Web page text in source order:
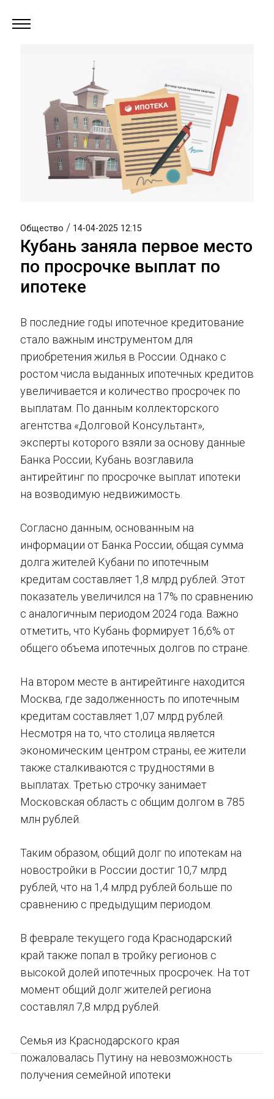
Общество / 14-04-2025 12:15
Кубань заняла первое место
по просрочке выплат по
ипотеке
В последние годы ипотечное кредитование
стало важным инструментом для
приобретения жилья в России. Однако с
ростом числа выданных ипотечных кредитов
увеличивается и количество просрочек по
выплатам. По данным коллекторского
агентства «Долговой Консультант»,
эксперты которого взяли за основу данные
Банка России, Кубань возглавила
антирейтинг по просрочке выплат ипотеки
на возводимую недвижимость.
Согласно данным, основанным на
информации от Банка России, общая сумма
долга жителей Кубани по ипотечным
кредитам составляет 1,8 млрд рублей. Этот
показатель увеличился на 17% по сравнению
с аналогичным периодом 2024 года. Важно
отметить, что Кубань формирует 16,6% от
общего объема ипотечных долгов по стране.
На втором месте в антирейтинге находится
Москва, где задолженность по ипотечным
кредитам составляет 1,07 млрд рублей.
Несмотря на то, что столица является
экономическим центром страны, ее жители
также сталкиваются с трудностями в
выплатах. Третью строчку занимает
Московская область с общим долгом в 785
млн рублей.
Таким образом, общий долг по ипотекам на
новостройки в России достиг 10,7 млрд
рублей, что на 1,4 млрд рублей больше по
сравнению с предыдущим периодом.
В феврале текущего года Краснодарский
край также попал в тройку регионов с
высокой долей ипотечных просрочек. На тот
момент общий долг жителей региона
составлял 7,8 млрд рублей.
Семья из Краснодарского края
пожаловалась Путину на невозможность
получения семейной ипотеки